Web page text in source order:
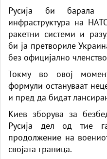
Русија би барала
инфраструктура на
ракетни системи и
би ја претвориле
без официјално
Токму во овој
формули остануваат
и пред да бидат
Киев зборува за
Русија дел од тие
продолжение на
својата граница.